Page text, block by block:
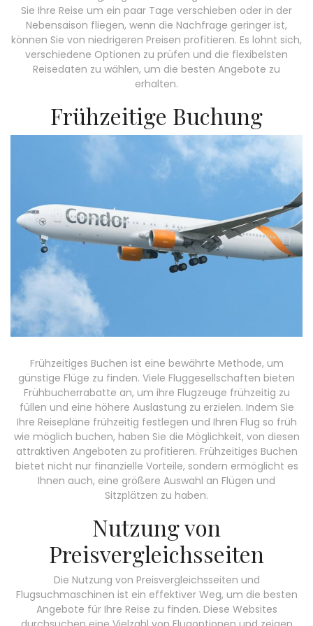
Sie Ihre Reise um ein paar Tage verschieben oder in der
Nebensaison fliegen, wenn die Nachfrage geringer ist,
können Sie von niedrigeren Preisen profitieren. Es lohnt sich,
verschiedene Optionen zu prüfen und die flexibelsten
Reisedaten zu wählen, um die besten Angebote zu
erhalten.
Frühzeitige Buchung
Frühzeitiges Buchen ist eine bewährte Methode, um
günstige Flüge zu finden. Viele Fluggesellschaften bieten
Frühbucherrabatte an, um ihre Flugzeuge frühzeitig zu
füllen und eine höhere Auslastung zu erzielen. Indem Sie
Ihre Reisepläne frühzeitig festlegen und Ihren Flug so früh
wie möglich buchen, haben Sie die Möglichkeit, von diesen
attraktiven Angeboten zu profitieren. Frühzeitiges Buchen
bietet nicht nur finanzielle Vorteile, sondern ermöglicht es
Ihnen auch, eine größere Auswahl an Flügen und
Sitzplätzen zu haben.
Nutzung von
Preisvergleichsseiten
Die Nutzung von Preisvergleichsseiten und
Flugsuchmaschinen ist ein effektiver Weg, um die besten
Angebote für Ihre Reise zu finden. Diese Websites